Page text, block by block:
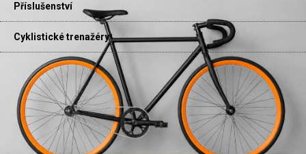
Příslušenství
Cyklistické trenažéry